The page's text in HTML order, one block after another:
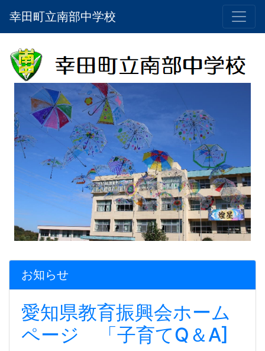
幸田町立南部中学校
お知らせ
愛知県教育振興会ホーム
ページ 「子育てQ＆A]